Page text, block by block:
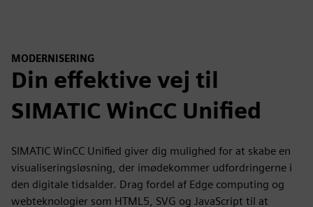
MODERNISERING
Din effektive vej til
SIMATIC WinCC Unified
SIMATIC WinCC Unified giver dig mulighed for at skabe en
visualiseringsløsning, der imødekommer udfordringerne i
den digitale tidsalder. Drag fordel af Edge computing og
webteknologier som HTML5, SVG og JavaScript til at